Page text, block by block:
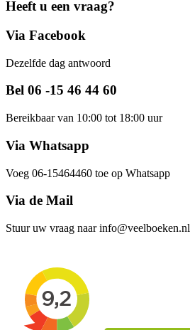
Heeft u een vraag?
Via Facebook
Dezelfde dag antwoord
Bel 06 -15 46 44 60
Bereikbaar van 10:00 tot 18:00 uur
Via Whatsapp
Voeg 06-15464460 toe op Whatsapp
Via de Mail
Stuur uw vraag naar info@veelboeken.nl